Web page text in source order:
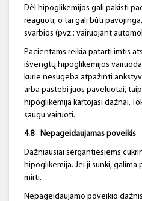
Dėl hipoglikemijos gali pakisti
reaguoti, o tai gali būti
svarbios (pvz.: vairuojant
Pacientams reikia patarti imtis
išvengtų hipoglikemijos
kurie nesugeba atpažinti
arba pastebi juos pavėluotai,
hipoglikemija kartojasi dažnai.
saugu vairuoti.
4.8 Nepageidaujamas poveikis
Dažniausiai sergantiesiems
hipoglikemija. Jei ji sunki, galima
mirti.
Nepageidaujamo poveikio